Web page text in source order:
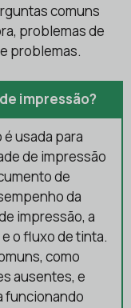
comuns
problemas de
problemas.
impressão?
usada para
de impressão
de
da
impressão, a
o fluxo de tinta.
como
ausentes, e
funcionando